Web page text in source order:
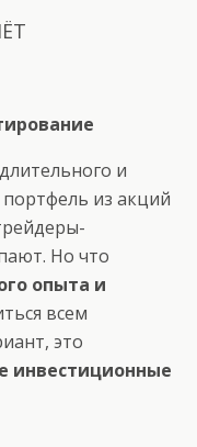
и
из акций
Но что
опыта и
всем
это
инвестиционные